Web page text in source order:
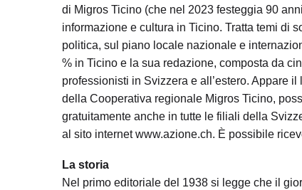
di Migros Ticino (che nel 2023 festeggia 90
informazione e cultura in Ticino. Tratta temi di
politica, sul piano locale nazionale e
% in Ticino e la sua redazione, composta da
professionisti in Svizzera e all’estero. Appare
della Cooperativa regionale Migros Ticino,
gratuitamente anche in tutte le filiali della
al sito internet www.azione.ch. È possibile
La storia
Nel primo editoriale del 1938 si legge che il